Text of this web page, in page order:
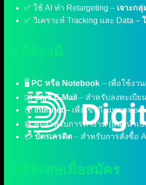
✅ ใช้ AI ทำ Retargeting – เจาะก
✅ วิเคราะห์ Tracking และ Data –
สิ่งที่ต้องมี
🖥 PC หรือ Notebook – เพื่อใช้งา
📧บัญชี E-Mail – สำหรับลงทะเบี
🌍Internet– เพื่อเข้าถึงแพลตฟอร์
🤖 AI-สำหรับการทำงาน (แนะนำเ
💳 บัตรเครดิต – สำหรับการสั่งซื้อ
สิทธิพิเศษเมื่อสมัคร